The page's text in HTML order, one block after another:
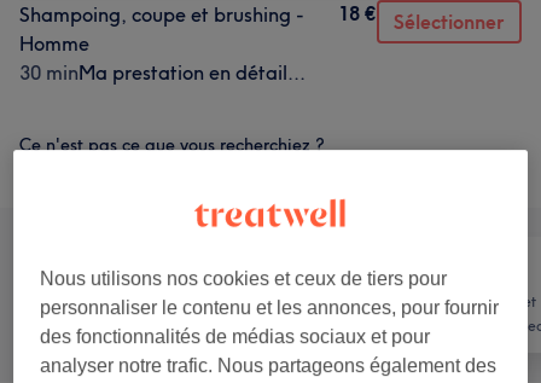
Shampoing, coupe et brushing -
Homme
30 minMa prestation en détail...
18 € Sélectionner
Ce n'est pas ce que vous recherchiez ?
Tout Coiffure
Manucure et
Beauté des
Nous utilisons nos cookies et ceux de tiers pour
personnaliser le contenu et les annonces, pour fournir
des fonctionnalités de médias sociaux et pour
analyser notre trafic. Nous partageons également des